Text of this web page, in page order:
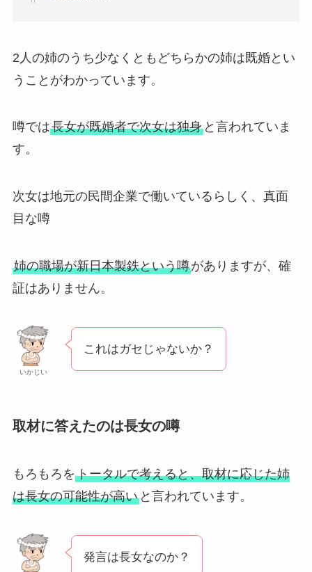
2人の姉のうち少なくともどちらかの姉は既婚とい
うことがわかっています。
噂では長女が既婚者で次女は独身と言われていま
す。
次女は地元の民間企業で働いているらしく、真面
目な噂
姉の職場が新日本製鉄という噂がありますが、確
証はありません。
いかじい
これはガセじゃないか？
取材に答えたのは長女の噂
もろもろをトータルで考えると、取材に応じた姉
は長女の可能性が高いと言われています。
発言は長女なのか？